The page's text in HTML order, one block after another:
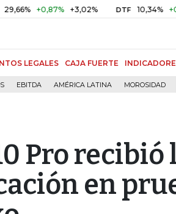
+0,87% +3,02% DTF 10,34% +0,10%
LEGALES CAJA FUERTE
EBITDA AMÉRICA LATINA MOROSIDAD
Pro recibió
en